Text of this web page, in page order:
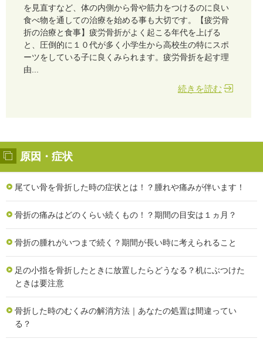
を見直すなど、体の内側から骨や筋力をつけるのに良い
食べ物を通しての治療を始める事も大切です。【疲労骨
折の治療と食事】疲労骨折がよく起こる年代を上げる
と、圧倒的に１０代が多く小学生から高校生の特にスポ
ーツをしている子に良くみられます。疲労骨折を起す理
由...
続きを読む
原因・症状
尾てい骨を骨折した時の症状とは！？腫れや痛みが伴います！
骨折の痛みはどのくらい続くもの！？期間の目安は１ヵ月？
骨折の腫れがいつまで続く？期間が長い時に考えられること
足の小指を骨折したときに放置したらどうなる？机にぶつけた
ときは要注意
骨折した時のむくみの解消方法｜あなたの処置は間違ってい
る？